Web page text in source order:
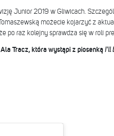
Junior 2019 w Gliwicach.
możecie kojarzyć z
po raz kolejny sprawdza się w roli
Tracz, która wystąpi z piosenką I'll